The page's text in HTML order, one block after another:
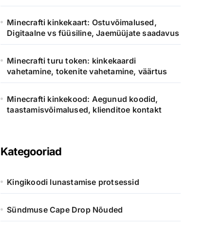
Minecrafti kinkekaart: Ostuvõimalused,
Digitaalne vs füüsiline, Jaemüüjate saadavus
Minecrafti turu token: kinkekaardi
vahetamine, tokenite vahetamine, väärtus
Minecrafti kinkekood: Aegunud koodid,
taastamisvõimalused, klienditoe kontakt
Kategooriad
Kingikoodi lunastamise protsessid
Sündmuse Cape Drop Nõuded